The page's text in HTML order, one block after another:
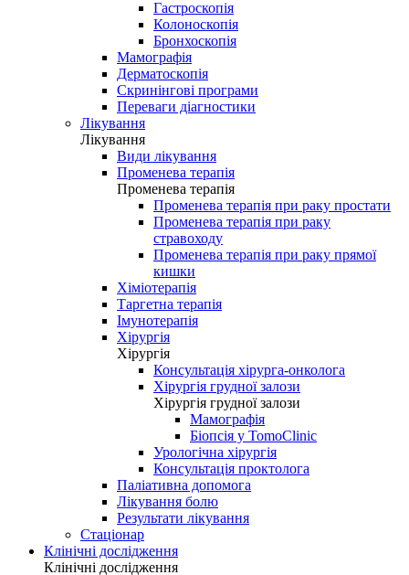
Гастроскопія
Колоноскопія
Бронхоскопія
Мамографія
Дерматоскопія
Скринінгові програми
Переваги діагностики
Лікування
Лікування
Види лікування
Променева терапія
Променева терапія
Променева терапія при раку простати
Променева терапія при раку
стравоходу
Променева терапія при раку прямої
кишки
Хіміотерапія
Таргетна терапія
Імунотерапія
Хірургія
Хірургія
Консультація хірурга-онколога
Хірургія грудної залози
Хірургія грудної залози
Мамографія
Біопсія у TomoClinic
Урологічна хірургія
Консультація проктолога
Паліативна допомога
Лікування болю
Результати лікування
Стаціонар
Клінічні дослідження
Клінічні дослідження